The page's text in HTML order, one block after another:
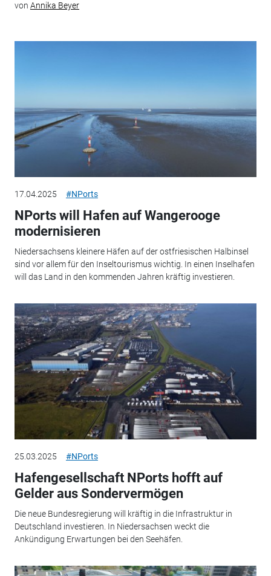
von Annika Beyer
17.04.2025 #NPorts
NPorts will Hafen auf Wangerooge
modernisieren
Niedersachsens kleinere Häfen auf der ostfriesischen Halbinsel
sind vor allem für den Inseltourismus wichtig. In einen Inselhafen
will das Land in den kommenden Jahren kräftig investieren.
25.03.2025 #NPorts
Hafengesellschaft NPorts hofft auf
Gelder aus Sondervermögen
Die neue Bundesregierung will kräftig in die Infrastruktur in
Deutschland investieren. In Niedersachsen weckt die
Ankündigung Erwartungen bei den Seehäfen.